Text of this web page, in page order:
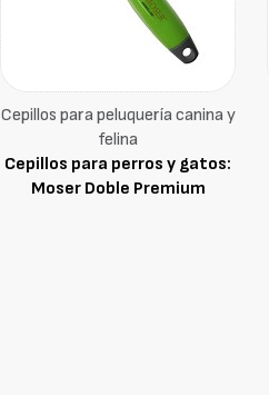
Cepillos para peluquería canina y
felina
Cepillos para perros y gatos:
Moser Doble Premium